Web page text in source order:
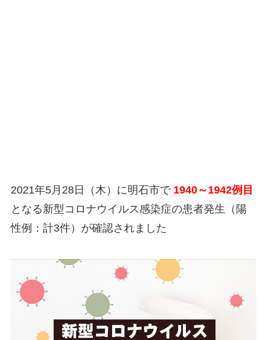
2021年5月28日（木）に明石市で 1940～1942例目
となる新型コロナウイルス感染症の患者発生（陽
性例：計3件）が確認されました